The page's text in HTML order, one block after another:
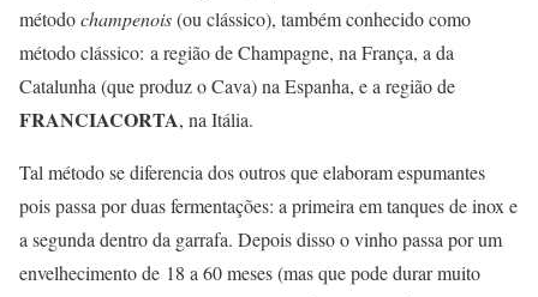
métodochampenois(ou clássico), também conhecido como
método clássico: a região de Champagne, na França, a da
Catalunha (que produz o Cava) na Espanha, e a região de
FRANCIACORTA, na Itália.
Tal método se diferencia dos outros que elaboram espumantes
pois passa por duas fermentações: a primeira em tanques de inox e
a segunda dentro da garrafa. Depois disso o vinho passa por um
envelhecimento de 18 a 60 meses (mas que pode durar muito